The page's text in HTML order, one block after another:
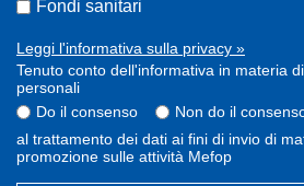
Fondi sanitari
Leggi l'informativa sulla privacy »
Tenuto conto dell'informativa in materia
personali
Do il consenso
Non do il
al trattamento dei dati ai fini di invio di
promozione sulle attività Mefop